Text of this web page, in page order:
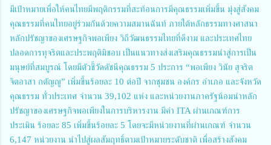
มีเป้าหมายเพื่อให้คนไทยมีพฤติกรรมที่สะท้อนการมีคุณธรรมเพิ่มขึ้น มุ่งสู่สังคม
คุณธรรมที่คนไทยอยู่ร่วมกันด้วยความสมานฉันท์ ภายใต้หลักธรรมทางศาสนา
หลักปรัชญาของเศรษฐกิจพอเพียง วิถีวัฒนธรรมไทยที่ดีงาม และประเทศไทย
ปลอดการทุจริตและประพฤติมิชอบ เป็นแนวทางส่งเสริมคุณธรรมนำสู่การเป็น
มนุษย์ที่สมบูรณ์ โดยมีตัวชี้วัดดัชนีคุณธรรม 5 ประการ “พอเพียง วินัย สุจริต
จิตอาสา กตัญญู” เพิ่มขึ้นร้อยละ 10 ต่อปี จากชุมชน องค์กร อำเภอ และจังหวัด
คุณธรรม ทั่วประเทศ จำนวน 39,102 แห่ง และหน่วยงานภาครัฐน้อมนำหลัก
ปรัชญาของเศรษฐกิจพอเพียงในการบริหารงาน มีค่า ITA ผ่านเกณฑ์การ
ประเมิน ร้อยละ 85 เพิ่มขึ้นร้อยละ 5 โดยจะมีหน่วยงานที่ผ่านเกณฑ์ จำนวน
6,147 หน่วยงาน นำไปสู่ผลสัมฤทธิ์ตามเป้าหมายระดับชาติ เพื่อสร้างสังคม